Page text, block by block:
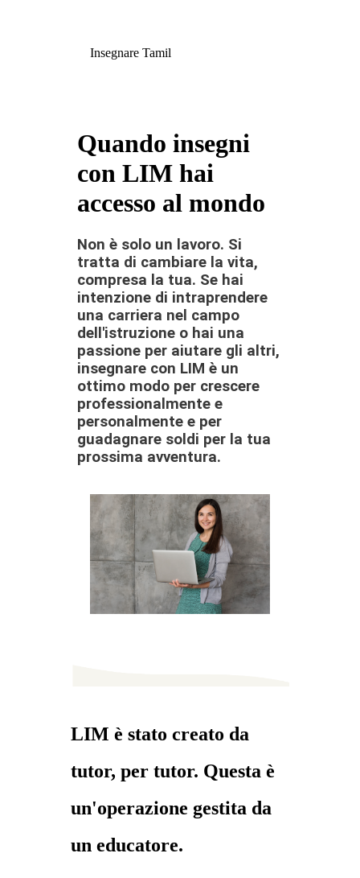
Insegnare Tamil
Quando insegni
con LIM hai
accesso al mondo
Non è solo un lavoro. Si
tratta di cambiare la vita,
compresa la tua. Se hai
intenzione di intraprendere
una carriera nel campo
dell'istruzione o hai una
passione per aiutare gli altri,
insegnare con LIM è un
ottimo modo per crescere
professionalmente e
personalmente e per
guadagnare soldi per la tua
prossima avventura.
LIM è stato creato da
tutor, per tutor. Questa è
un'operazione gestita da
un educatore.